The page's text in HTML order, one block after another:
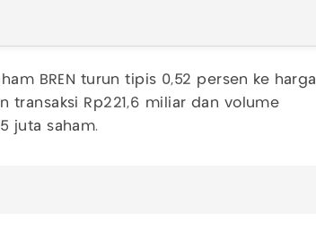
BREN turun tipis 0,52 persen ke harga
transaksi Rp221,6 miliar dan volume
juta saham.